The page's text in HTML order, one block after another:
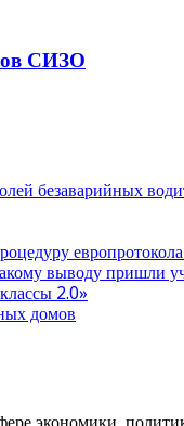
СИЗО
безаварийных
европротокола
выводу пришли
2.0»
домов